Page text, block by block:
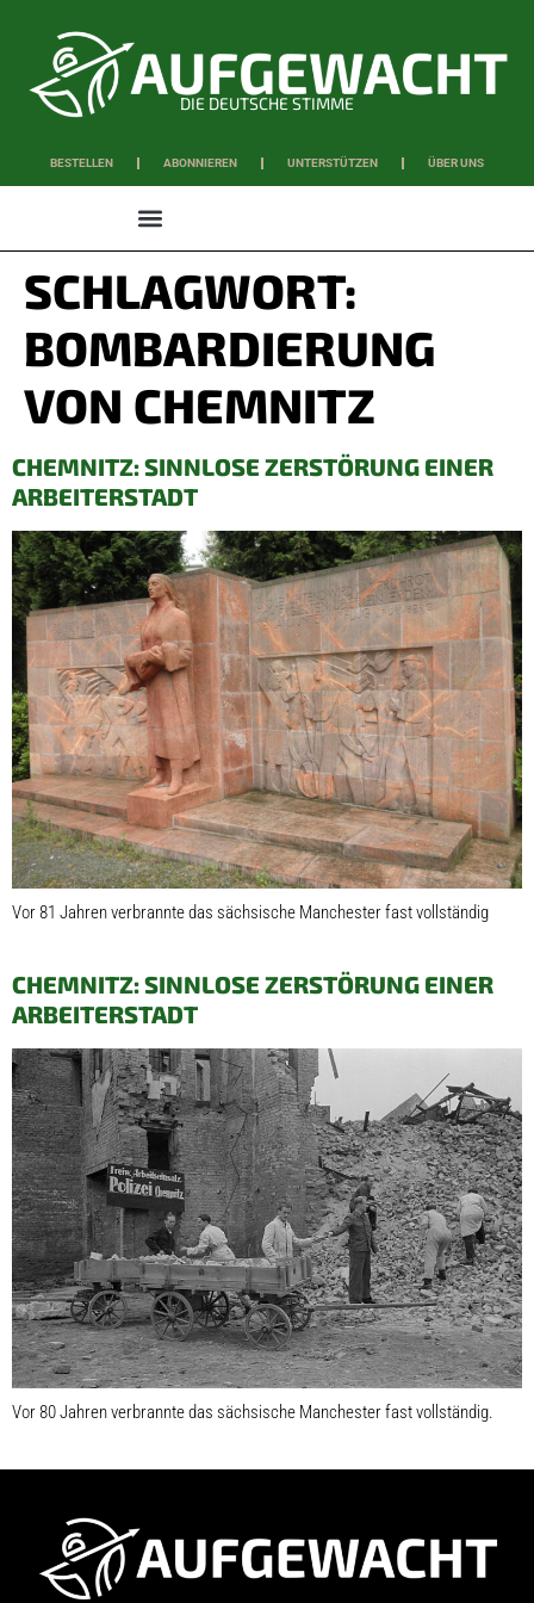
DIE DEUTSCHE STIMME
BESTELLEN ABONNIEREN UNTERSTÜTZEN ÜBER UNS
SCHLAGWORT:
BOMBARDIERUNG
VON CHEMNITZ
CHEMNITZ: SINNLOSE ZERSTÖRUNG EINER
ARBEITERSTADT
Vor 81 Jahren verbrannte das sächsische Manchester fast vollständig
CHEMNITZ: SINNLOSE ZERSTÖRUNG EINER
ARBEITERSTADT
Vor 80 Jahren verbrannte das sächsische Manchester fast vollständig.